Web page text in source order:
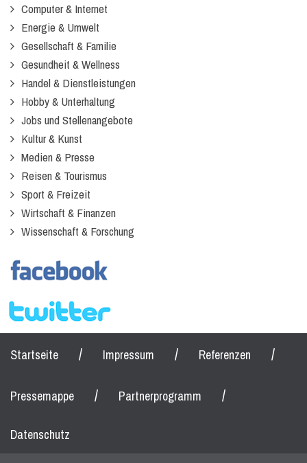
Computer & Internet
Energie & Umwelt
Gesellschaft & Familie
Gesundheit & Wellness
Handel & Dienstleistungen
Hobby & Unterhaltung
Jobs und Stellenangebote
Kultur & Kunst
Medien & Presse
Reisen & Tourismus
Sport & Freizeit
Wirtschaft & Finanzen
Wissenschaft & Forschung
Startseite / Impressum / Referenzen /
Pressemappe / Partnerprogramm /
Datenschutz